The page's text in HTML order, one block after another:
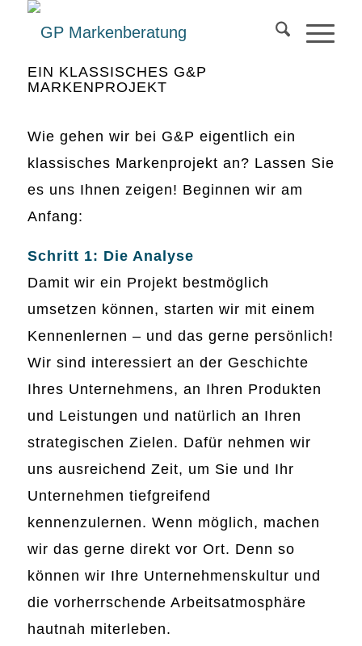
EIN KLASSISCHES G&P
MARKENPROJEKT
Wie gehen wir bei G&P eigentlich ein
klassisches Markenprojekt an? Lassen Sie
es uns Ihnen zeigen! Beginnen wir am
Anfang:
Schritt 1: Die Analyse
Damit wir ein Projekt bestmöglich
umsetzen können, starten wir mit einem
Kennenlernen – und das gerne persönlich!
Wir sind interessiert an der Geschichte
Ihres Unternehmens, an Ihren Produkten
und Leistungen und natürlich an Ihren
strategischen Zielen. Dafür nehmen wir
uns ausreichend Zeit, um Sie und Ihr
Unternehmen tiefgreifend
kennenzulernen. Wenn möglich, machen
wir das gerne direkt vor Ort. Denn so
können wir Ihre Unternehmenskultur und
die vorherrschende Arbeitsatmosphäre
hautnah miterleben.